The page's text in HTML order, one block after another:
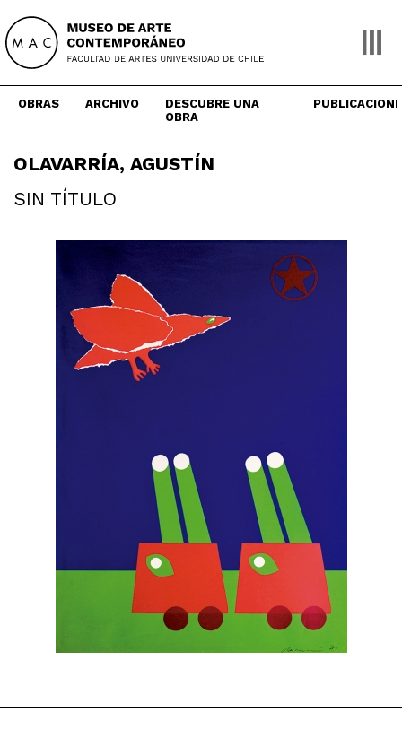
content
OBRAS ARCHIVO
DESCUBRE UNA
OBRA
OLAVARRÍA, AGUSTÍN
SIN TÍTULO